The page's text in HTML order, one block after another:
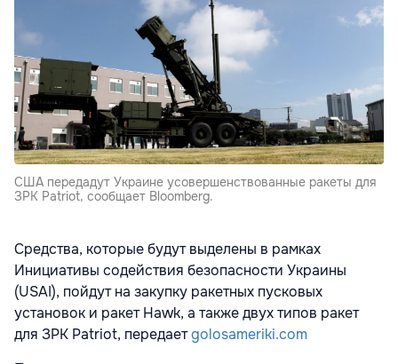
США передадут Украине усовершенствованные ракеты для
ЗРК Patriot, сообщает Bloomberg.
Средства, которые будут выделены в рамках
Инициативы содействия безопасности Украины
(USAI), пойдут на закупку ракетных пусковых
установок и ракет Hawk, а также двух типов ракет
для ЗРК Patriot, передаетgolosameriki.com